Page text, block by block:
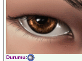
Durumu: